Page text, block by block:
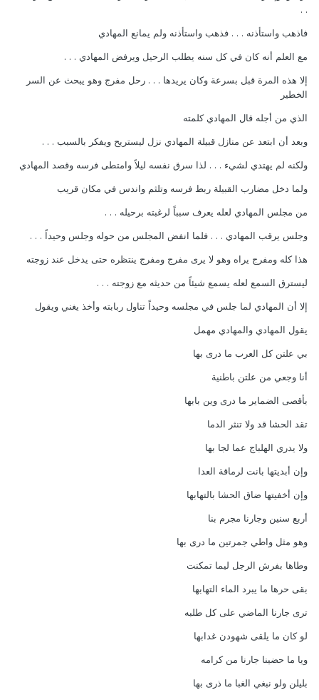
. .
فاذهب واستأذنه . . . فذهب واستأذنه ولم يمانع المهادي
مع العلم أنه كان في كل سنه يطلب الرحيل ويرفض المهادي . . .
إلا هذه المرة قبل بسرعة وكان يريدها . . . رحل مفرج وهو يبحث عن السر
الخطير
الذي من أجله قال المهادي كلمته
وبعد أن ابتعد عن منازل قبيلة المهادي نزل ليستريح ويفكر بالسبب . . .
ولكنه لم يهتدي لشيء . . . لذا سرق نفسه ليلاً وامتطى فرسه وقصد المهادي
ولما دخل مضارب القبيلة ربط فرسه وتلثم واندس في مكان قريب
من مجلس المهادي لعله يعرف سبباً لرغبته برحيله . . .
وجلس يرقب المهادي . . . فلما انفض المجلس من حوله وجلس وحيداً . . .
هذا كله ومفرج يراه وهو لا يرى مفرج ومفرج ينتظره حتى يدخل عند زوجته
ليسترق السمع لعله يسمع شيئاً من حديثه مع زوجته . . .
إلا أن المهادي لما جلس في مجلسه وحيداً تناول ربابته وأخذ يغني ويقول
يقول المهادي والمهادي مهمل
بي علتن كل العرب ما درى بها
أنا وجعي من علتن باطنية
بأقصى الضماير ما درى وين بابها
تقد الحشا قد ولا تنثر الدما
ولا يدري الهلباج عما لجا بها
وإن أبديتها بانت لرماقة العدا
وإن أخفيتها ضاق الحشا بالتهابها
أربع سنين وجارنا مجرم بنا
وهو مثل واطي جمرتين ما درى بها
وطاها بفرش الرجل ليما تمكنت
بقى حرها ما يبرد الماء التهابها
ترى جارنا الماضي على كل طلبه
لو كان ما يلقى شهودن غدابها
ويا ما حضينا جارنا من كرامه
بليلن ولو نبغي الغبا ما ذرى بها